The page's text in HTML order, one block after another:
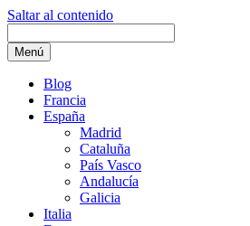
Saltar al contenido
Menú
Blog
Francia
España
Madrid
Cataluña
País Vasco
Andalucía
Galicia
Italia